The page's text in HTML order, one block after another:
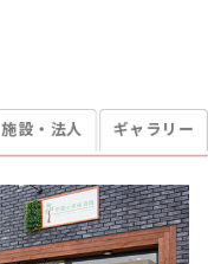
施設・法人 ギャラリー